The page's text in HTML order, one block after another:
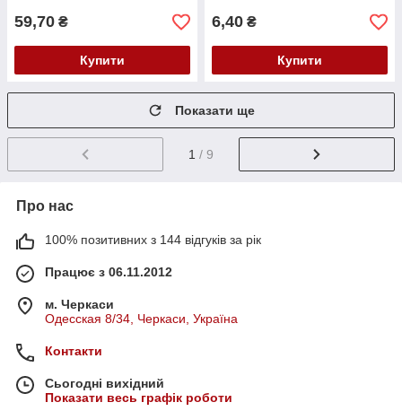
59,70 ₴
Купити
6,40 ₴
Купити
Показати ще
1 / 9
Про нас
100% позитивних з 144 відгуків за рік
Працює з 06.11.2012
м. Черкаси
Одесская 8/34, Черкаси, Україна
Контакти
Сьогодні вихідний
Показати весь графік роботи